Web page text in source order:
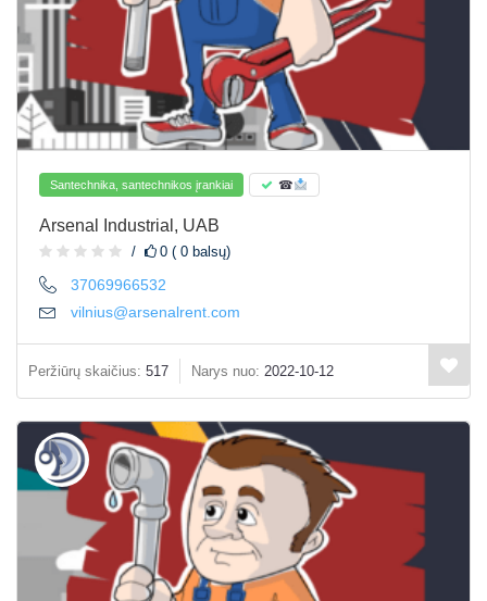
Santechnika, santechnikos įrankiai ☎
Arsenal Industrial, UAB
0 ( 0 balsų)
37069966532
vilnius@arsenalrent.com
Peržiūrų skaičius: 517 Narys nuo: 2022-10-12